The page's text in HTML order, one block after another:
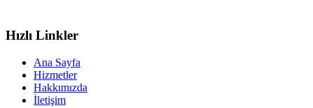
Hızlı Linkler
Ana Sayfa
Hizmetler
Hakkımızda
İletişim